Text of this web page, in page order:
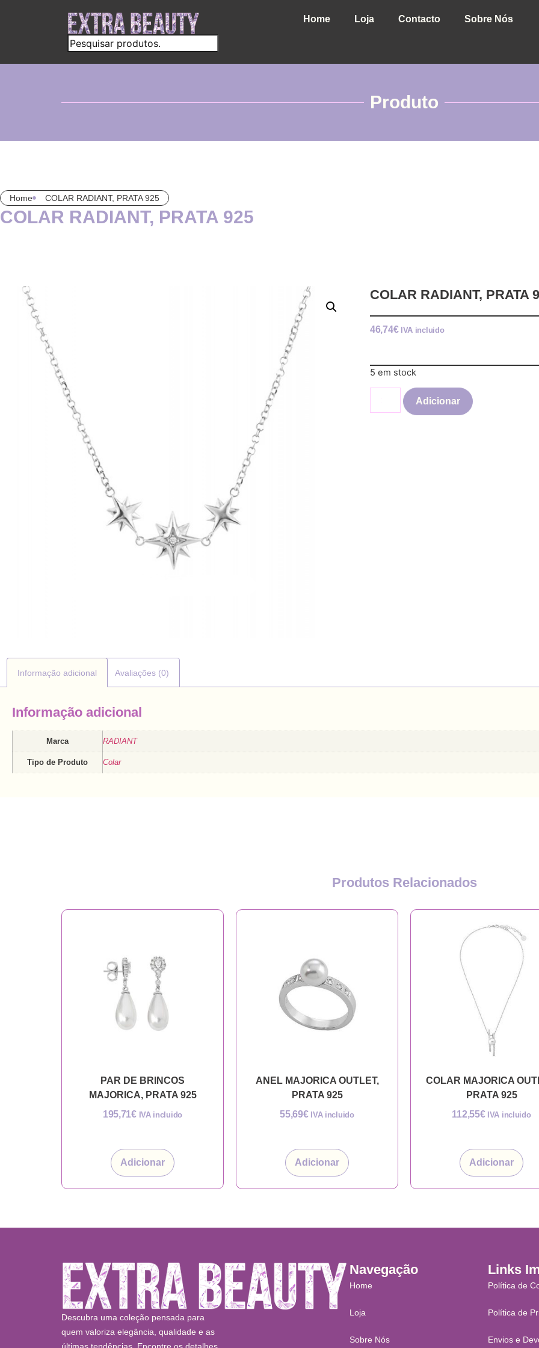
Home Loja Contacto Sobre Nós
Produto
Home COLAR RADIANT, PRATA 925
COLAR RADIANT, PRATA 925
COLAR RADIANT, PRATA
46,74€ IVA incluido
5 em stock
Adicionar
Informação adicional Avaliações (0)
Informação adicional
Marca RADIANT
Tipo de Produto Colar
Produtos Relacionados
PAR DE BRINCOS
MAJORICA, PRATA 925
195,71€ IVA incluido
Adicionar
ANEL MAJORICA OUTLET,
PRATA 925
55,69€ IVA incluido
Adicionar
COLAR MAJORICA
PRATA 925
112,55€ IVA incluido
Adicionar
Descubra uma coleção pensada para
quem valoriza elegância, qualidade e as
Navegação
Home
Loja
Sobre Nós
Links
Política de
Política de
Envios e